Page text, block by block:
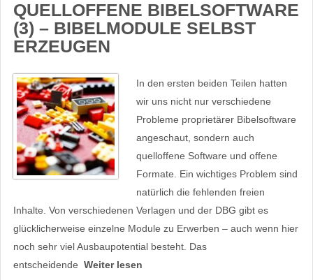
QUELLOFFENE BIBELSOFTWARE
(3) – BIBELMODULE SELBST
ERZEUGEN
In den ersten beiden Teilen hatten
wir uns nicht nur verschiedene
Probleme proprietärer Bibelsoftware
angeschaut, sondern auch
quelloffene Software und offene
Formate. Ein wichtiges Problem sind
natürlich die fehlenden freien
Inhalte. Von verschiedenen Verlagen und der DBG gibt es
glücklicherweise einzelne Module zu Erwerben – auch wenn hier
noch sehr viel Ausbaupotential besteht. Das
entscheidende Weiter lesen